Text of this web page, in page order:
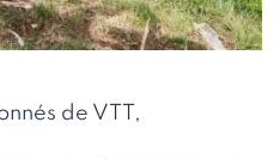
de VTT,